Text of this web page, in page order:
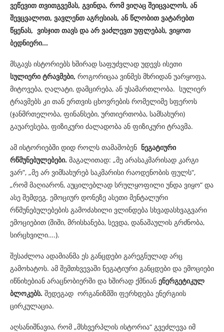
ვეწევით თვითგვემას, გვინდა, რომ ვიღაც შეიცვალოს, ან
შევცვალოთ, ვავლენთ აგრესიას, ან წლობით ვატარებთ
წყენას, ვისჯით თავს და არ ვაძლევთ უფლებას, ვიყოთ
ბედნიერი…
მსგავს ისტორიებს ხშირად საფუძვლად უდევს ისეთი
სულიერი ტრავმები, როგორიცაა ვინმეს მხრიდან უარყოფა,
მიტოვება, ღალატი, დამცირება, ან უსამართლობა. სულიერ
ტრავმებს კი თან ერთვის ცხოვრების რომელიმე სფეროს
(ჯანმრთელობა, ფინანსები, ურთიერთობა, სამსახური)
გაუარესება, ფიზიკური ძალადობა ან ფიზიკური ტრავმა.
ამ ისტორიებში დიდ როლს თამაშობენ ნეგატიური
რწმუნებულებები. მაგალითად: „მე არასაკმარისად კარგი
ვარ“, „მე არ ვიმსახურებ საკმარისი რაოდენობის ფულს“,
„რომ მაღიარონ, აუცილებლად სრულყოფილი უნდა ვიყო“ და
ასე შემდეგ. ემოციურ დონეზე ასეთი მენტალური
რწმუნებულებების გამოძახილი ვლინდება სხვადასხვაგვარი
ემოციებით (შიში, მრისხანება, სევდა, დანაშაულის გრძნობა,
სირცხვილი….).
შესაძლოა ადამიანმა ეს განცდები გარეგნულად არც
გამოხატოს. ამ შემთხვევაში ნეგატიური განცდები და ემოციები
იწნიხებიან არაცნობიერში და ხშირად ქმნიან ენერგეტიკულ
ბლოკებს. შედეგად ორგანიზმში ფერხდება ენერგიის
ცირკულაცია.
აღსანიშნავია, რომ „მსხვერპლის ისტორია“ გვეძლევა იმ